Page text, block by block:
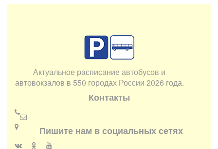
Актуальное расписание автобусов и
автовокзалов в 550 городах России 2026 года.
Контакты
Пишите нам в социальных сетях